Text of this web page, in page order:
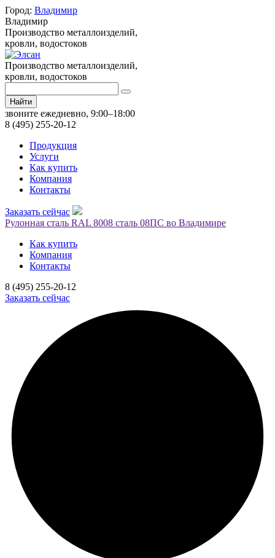
Город: Владимир
Владимир
Производство металлоизделий,
кровли, водостоков
Производство металлоизделий,
кровли, водостоков
Найти
звоните ежедневно, 9:00–18:00
8 (495) 255-20-12
Продукция
Услуги
Как купить
Компания
Контакты
Заказать сейчас
Рулонная сталь RAL 8008 сталь 08ПС во Владимире
Как купить
Компания
Контакты
8 (495) 255-20-12
Заказать сейчас